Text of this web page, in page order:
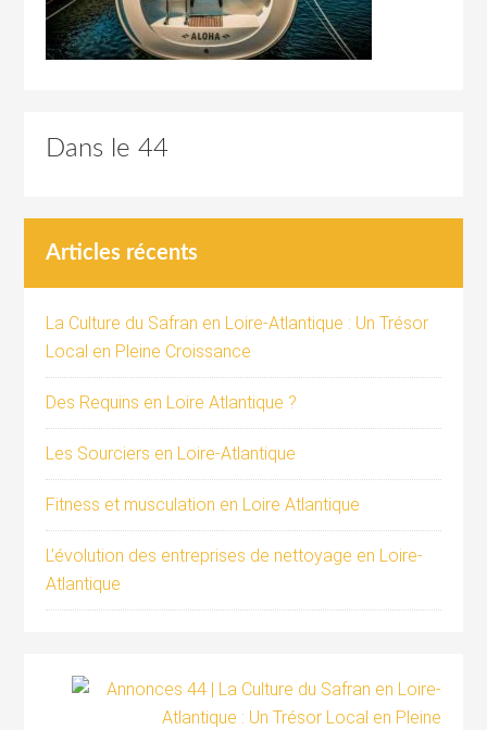
Dans le 44
Articles récents
La Culture du Safran en Loire-Atlantique : Un Trésor
Local en Pleine Croissance
Des Requins en Loire Atlantique ?
Les Sourciers en Loire-Atlantique
Fitness et musculation en Loire Atlantique
L’évolution des entreprises de nettoyage en Loire-
Atlantique